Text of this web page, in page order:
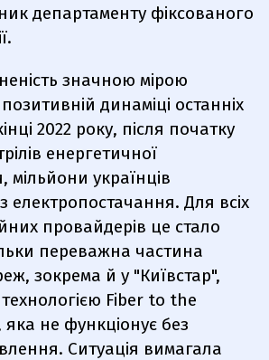
департаменту фіксованого
значною мірою
динаміці останніх
2022 року, після початку
енергетичної
мільйони українців
електропостачання. Для всіх
провайдерів це стало
переважна частина
зокрема й у "Київстар",
Fiber to the
не функціонує без
Ситуація вимагала